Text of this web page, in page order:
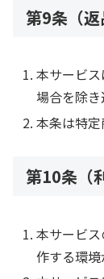
第9条（返
本サービ
場合を除
本条は特定
第10条（
本サービ
作する環境